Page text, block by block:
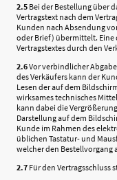
2.5 Bei der Bestellung über
Vertragstext nach dem
Kunden nach Absendung
oder Brief) übermittelt. Eine
Vertragstextes durch den
2.6Vor verbindlicher
des Verkäufers kann der
Lesen der auf dem
wirksames technisches
kann dabei die
Darstellung auf dem
Kunde im Rahmen des
üblichen Tastatur- und
welcher den Bestellvorgang
2.7 Für den Vertragsschluss